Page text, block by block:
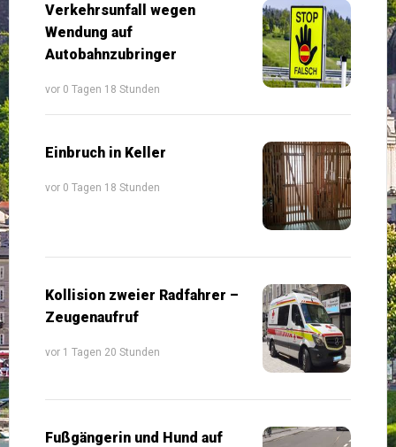
Verkehrsunfall wegen
Wendung auf
Autobahnzubringer
vor 0 Tagen 18 Stunden
Einbruch in Keller
vor 0 Tagen 18 Stunden
Kollision zweier Radfahrer –
Zeugenaufruf
vor 1 Tagen 20 Stunden
Fußgängerin und Hund auf